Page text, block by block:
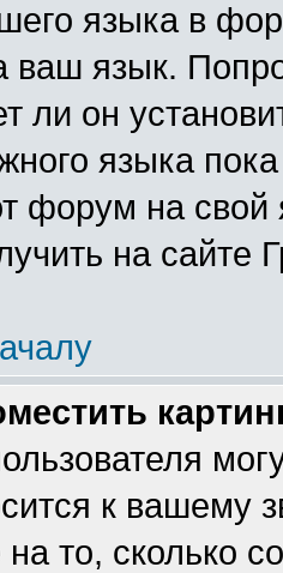
языка в
ваш язык.
ли он
языка
форум на
на сайте
к вашему
то, сколько